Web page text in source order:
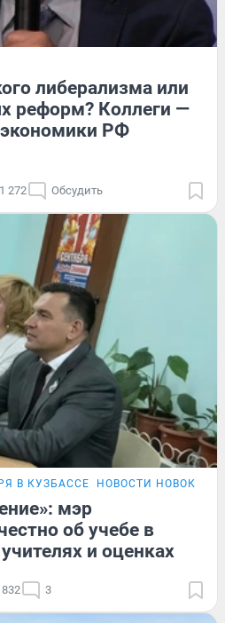
либерализма или
реформ? Коллеги —
РФ
1 272 Обсудить
В КУЗБАССЕ НОВОСТИ
мэр
об учебе в
и оценках
832 3